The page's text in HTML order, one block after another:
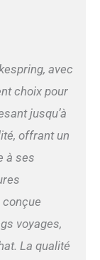
de la
animal
de la
à
et Sûr: Le
est
de haute
aux
barre
avec
choix pour
jusqu’à
offrant un
à ses
voyages,
La qualité